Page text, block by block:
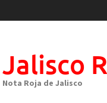
Jalisco
Nota Roja de Jalisco